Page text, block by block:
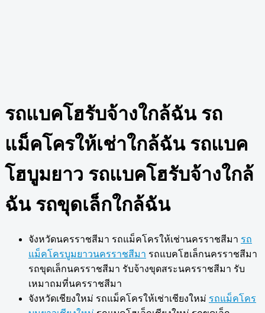
รถแบคโฮรับจ้างใกล้ฉัน รถ
แม็คโครให้เช่าใกล้ฉัน รถแบค
โฮบูมยาว รถแบคโฮรับจ้างใกล้
ฉัน รถขุดเล็กใกล้ฉัน
จังหวัดนครราชสีมา รถแม็คโครให้เช่านครราชสีมา รถ
แม็คโครบูมยาวนครราชสีมา รถแบคโฮเล็กนครราชสีมา
รถขุดเล็กนครราชสีมา รับจ้างขุดสระนครราชสีมา รับ
เหมาถมที่นครราชสีมา
จังหวัดเชียงใหม่ รถแม็คโครให้เช่าเชียงใหม่ รถแม็คโคร